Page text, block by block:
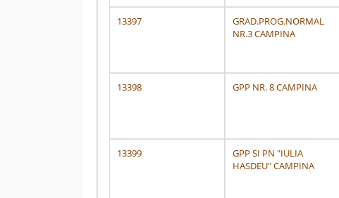
13397
GRAD.PROG.NORMAL
NR.3 CAMPINA
13398 GPP NR. 8 CAMPINA
13399
GPP SI PN "IULIA
HASDEU" CAMPINA